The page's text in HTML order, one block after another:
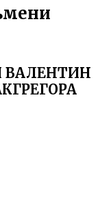
ВАЛЕНТИН